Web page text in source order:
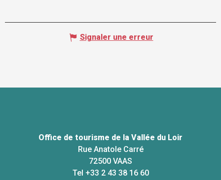
Signaler une erreur
Office de tourisme de la Vallée du Loir
Rue Anatole Carré
72500 VAAS
Tel +33 2 43 38 16 60